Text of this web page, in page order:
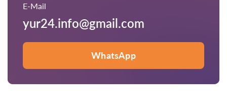
E-Mail
yur24.info@gmail.com
WhatsApp